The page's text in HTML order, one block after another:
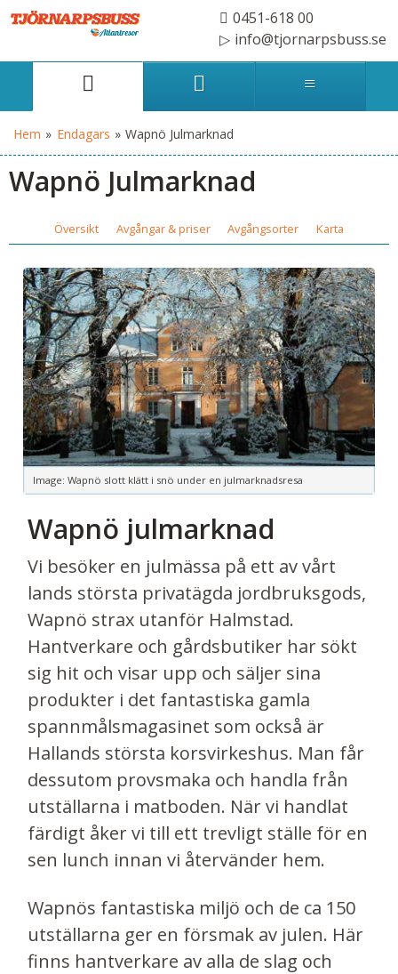
0451-618 00
info@tjornarpsbuss.se
Hem » Endagars » Wapnö Julmarknad
Wapnö Julmarknad
Översikt Avgångar & priser Avgångsorter Karta
Image: Wapnö slott klätt i snö under en julmarknadsresa
Wapnö julmarknad
Vi besöker en julmässa på ett av vårt
lands största privatägda jordbruksgods,
Wapnö strax utanför Halmstad.
Hantverkare och gårdsbutiker har sökt
sig hit och visar upp och säljer sina
produkter i det fantastiska gamla
spannmålsmagasinet som också är
Hallands största korsvirkeshus. Man får
dessutom provsmaka och handla från
utställarna i matboden. När vi handlat
färdigt åker vi till ett trevligt ställe för en
sen lunch innan vi återvänder hem.
Wapnös fantastiska miljö och de ca 150
utställarna ger en försmak av julen. Här
finns hantverkare av alla de slag och